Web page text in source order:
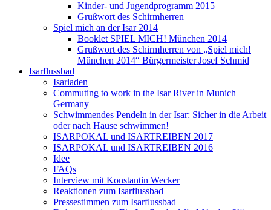
Kinder- und Jugendprogramm 2015
Grußwort des Schirmherren
Spiel mich an der Isar 2014
Booklet SPIEL MICH! München 2014
Grußwort des Schirmherren von „Spiel mich!
München 2014“ Bürgermeister Josef Schmid
Isarflussbad
Isarladen
Commuting to work in the Isar River in Munich
Germany
Schwimmendes Pendeln in der Isar: Sicher in die Arbeit
oder nach Hause schwimmen!
ISARPOKAL und ISARTREIBEN 2017
ISARPOKAL und ISARTREIBEN 2016
Idee
FAQs
Interview mit Konstantin Wecker
Reaktionen zum Isarflussbad
Pressestimmen zum Isarflussbad